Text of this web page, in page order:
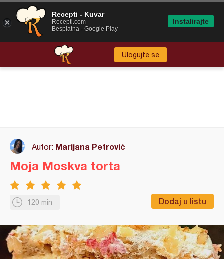
Ulogujte se
Autor: Marijana Petrović
120 min Dodaj u listu
Moja Moskva torta
Recepti - Kuvar
Recepti.com
Besplatna - Google Play
Instalirajte